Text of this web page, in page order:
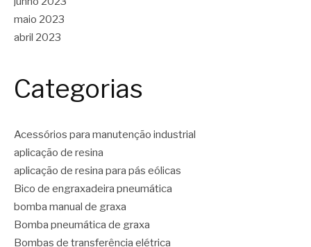
maio 2023
abril 2023
Categorias
Acessórios para manutenção industrial
aplicação de resina
aplicação de resina para pás eólicas
Bico de engraxadeira pneumática
bomba manual de graxa
Bomba pneumática de graxa
Bombas de transferência elétrica